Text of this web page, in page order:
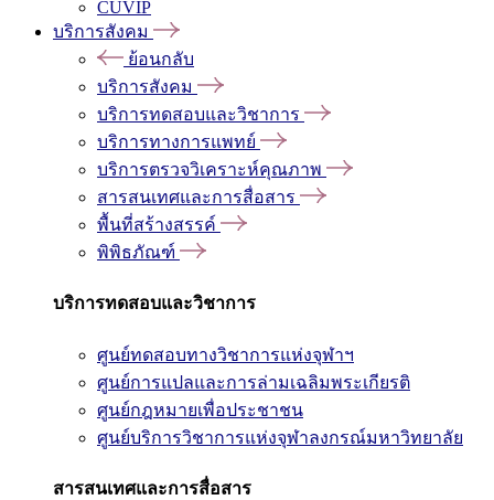
CUVIP
บริการสังคม
ย้อนกลับ
บริการสังคม
บริการทดสอบและวิชาการ
บริการทางการแพทย์
บริการตรวจวิเคราะห์คุณภาพ
สารสนเทศและการสื่อสาร
พื้นที่สร้างสรรค์
พิพิธภัณฑ์
บริการทดสอบและวิชาการ
ศูนย์ทดสอบทางวิชาการแห่งจุฬาฯ
ศูนย์การแปลและการล่ามเฉลิมพระเกียรติ
ศูนย์กฎหมายเพื่อประชาชน
ศูนย์บริการวิชาการแห่งจุฬาลงกรณ์มหาวิทยาลัย
สารสนเทศและการสื่อสาร